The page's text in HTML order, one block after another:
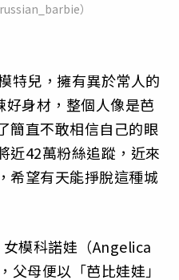
）
特兒，擁有異於常人的
身材，整個人像是芭
簡直不敢相信自己的眼
近42萬粉絲追蹤，近來
希望有天能掙脫這種城
模科諾娃（Angelica
母便以「芭比娃娃」